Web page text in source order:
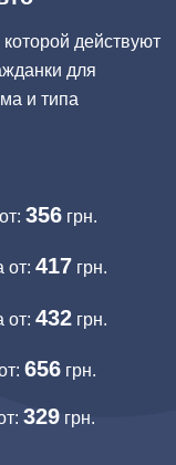
действуют
для
и типа
356грн.
от: 417 грн.
от: 432 грн.
656грн.
329 грн.